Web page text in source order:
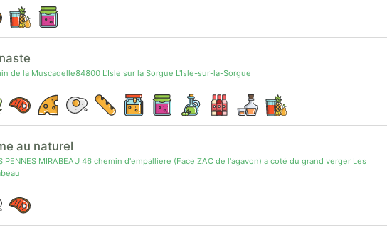
de la Muscadelle84800 L'Isle sur la Sorgue L'Isle-sur-la-Sorgue
au naturel
PENNES MIRABEAU 46 chemin d'empalliere (Face ZAC de l'agavon) a coté du grand verger Les